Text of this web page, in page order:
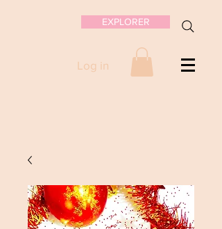
EXPLORER
Log in